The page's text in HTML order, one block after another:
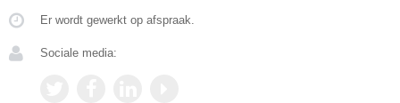
Er wordt gewerkt op afspraak.
Sociale media: